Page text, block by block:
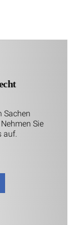
Sachen
Sie
auf.